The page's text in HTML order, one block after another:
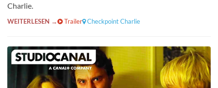
Charlie.
WEITERLESEN → Trailer Checkpoint Charlie